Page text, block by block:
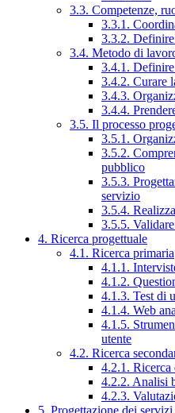
3.3. Competenze,
3.3.1.
3.3.2.
3.4. Metodo di
3.4.1.
3.4.2. Curare
3.4.3.
3.4.4.
3.5. Il processo
3.5.1.
3.5.2.
pubblico
3.5.3.
servizio
3.5.4.
3.5.5.
4. Ricerca progettuale
4.1. Ricerca primaria
4.1.1.
4.1.2.
4.1.3. Test di
4.1.4. Web
4.1.5.
utente
4.2. Ricerca
4.2.1. Ricerca
4.2.2. Analisi
4.2.3.
5. Progettazione dei servizi